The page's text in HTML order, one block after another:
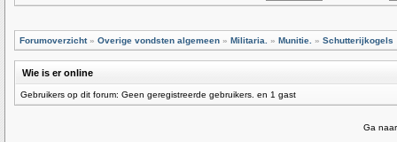
Forumoverzicht» Overige vondsten algemeen » Militaria. » Munitie. » Schutterijkogels
Wie is er online
Gebruikers op dit forum: Geen geregistreerde gebruikers. en 1 gast
Ga